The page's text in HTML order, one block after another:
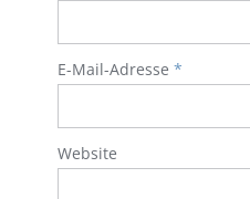
E-Mail-Adresse *
Website